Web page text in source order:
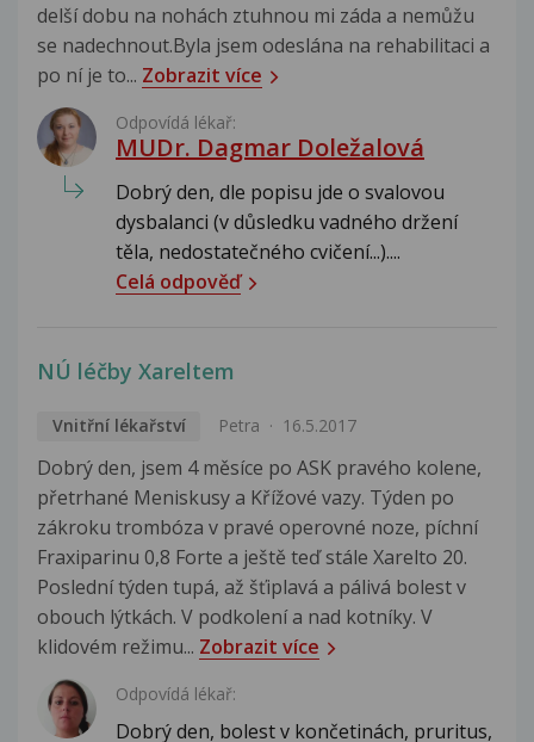
delší dobu na nohách ztuhnou mi záda a nemůžu
se nadechnout.Byla jsem odeslána na rehabilitaci a
po ní je to... Zobrazit více
Odpovídá lékař:
MUDr. Dagmar Doležalová
Dobrý den, dle popisu jde o svalovou
dysbalanci (v důsledku vadného držení
těla, nedostatečného cvičení...)....
Celá odpověď
NÚ léčby Xareltem
Vnitřní lékařství Petra 16.5.2017
Dobrý den, jsem 4 měsíce po ASK pravého kolene,
přetrhané Meniskusy a Křížové vazy. Týden po
zákroku trombóza v pravé operovné noze, píchní
Fraxiparinu 0,8 Forte a ještě teď stále Xarelto 20.
Poslední týden tupá, až šťiplavá a pálivá bolest v
obouch lýtkách. V podkolení a nad kotníky. V
klidovém režimu... Zobrazit více
Odpovídá lékař:
Dobrý den, bolest v končetinách, pruritus,